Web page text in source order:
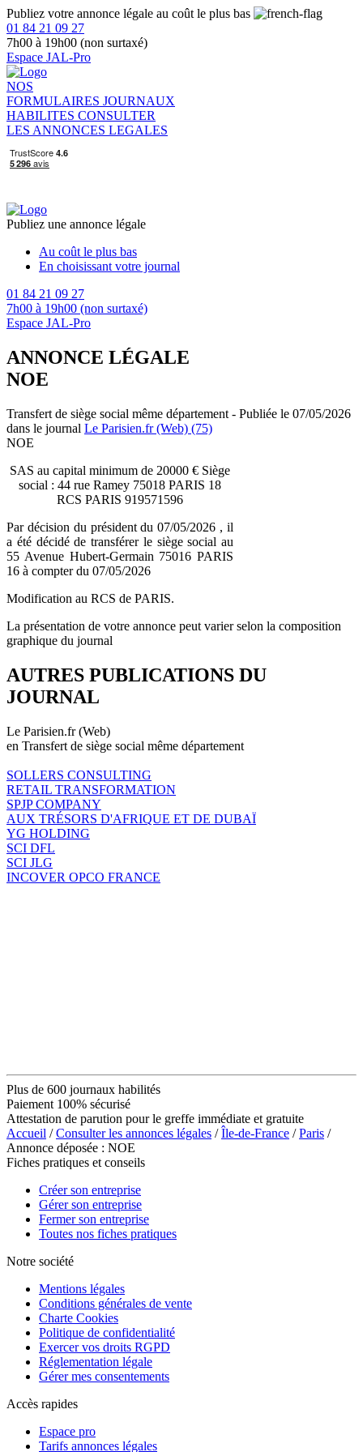
Publiez votre annonce légale au coût le plus bas
01 84 21 09 27
7h00 à 19h00 (non surtaxé)
Espace JAL-Pro
NOS
FORMULAIRES JOURNAUX
HABILITES CONSULTER
LES ANNONCES LEGALES
Publiez une annonce légale
Au coût le plus bas
En choisissant votre journal
01 84 21 09 27
7h00 à 19h00 (non surtaxé)
Espace JAL-Pro
ANNONCE LÉGALE
NOE
Transfert de siège social même département - Publiée le 07/05/2026
dans le journal Le Parisien.fr (Web) (75)
NOE
SAS au capital minimum de 20000 € Siège
social : 44 rue Ramey 75018 PARIS 18
RCS PARIS 919571596
Par décision du président du 07/05/2026 , il
a été décidé de transférer le siège social au
55 Avenue Hubert-Germain 75016 PARIS
16 à compter du 07/05/2026
Modification au RCS de PARIS.
La présentation de votre annonce peut varier selon la composition
graphique du journal
AUTRES PUBLICATIONS DU
JOURNAL
Le Parisien.fr (Web)
en Transfert de siège social même département
SOLLERS CONSULTING
RETAIL TRANSFORMATION
SPJP COMPANY
AUX TRÉSORS D'AFRIQUE ET DE DUBAÏ
YG HOLDING
SCI DFL
SCI JLG
INCOVER OPCO FRANCE
Plus de 600 journaux habilités
Paiement 100% sécurisé
Attestation de parution pour le greffe immédiate et gratuite
Accueil /Consulter les annonces légales /Île-de-France /Paris /
Annonce déposée : NOE
Fiches pratiques et conseils
Créer son entreprise
Gérer son entreprise
Fermer son entreprise
Toutes nos fiches pratiques
Notre société
Mentions légales
Conditions générales de vente
Charte Cookies
Politique de confidentialité
Exercer vos droits RGPD
Réglementation légale
Gérer mes consentements
Accès rapides
Espace pro
Tarifs annonces légales